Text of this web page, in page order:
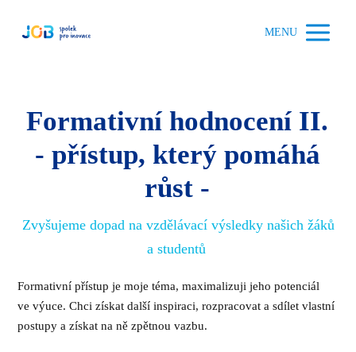
MENU
Formativní hodnocení II.
- přístup, který pomáhá
růst -
Zvyšujeme dopad na vzdělávací výsledky našich žáků
a studentů
Formativní přístup je moje téma, maximalizuji jeho potenciál
ve výuce. Chci získat další inspiraci, rozpracovat a sdílet vlastní
postupy a získat na ně zpětnou vazbu.